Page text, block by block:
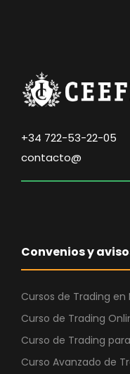
+34 722-53-22-05
contacto@
Convenios y
Cursos de Trading en
Curso de Trading
Curso de Trading
Curso Avanzado de